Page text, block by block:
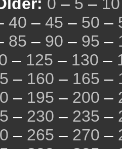
0 – 5 – 10
40 – 45 – 50 –
85 – 90 – 95 –
– 125 – 130 –
– 160 – 165 –
– 195 – 200 –
– 230 – 235 –
– 265 – 270 –